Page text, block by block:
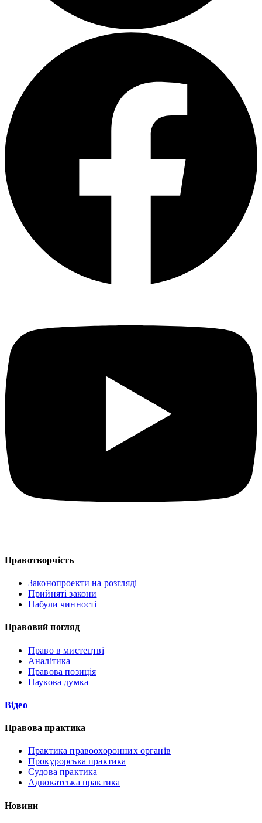
Правотворчість
Законопроекти на розгляді
Прийняті закони
Набули чинності
Правовий погляд
Право в мистецтві
Аналітика
Правова позиція
Наукова думка
Відео
Правова практика
Практика правоохоронних органів
Прокурорська практика
Судова практика
Адвокатська практика
Новини